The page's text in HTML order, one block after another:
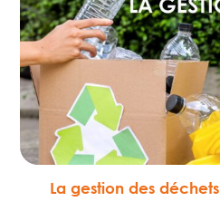
La gestion des déchets